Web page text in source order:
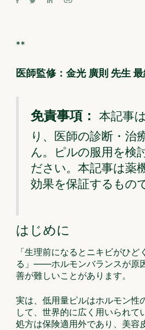
**
医師監修：金光 廣則 先生
免責事項： 本記事
り、医師の診断・治
ん。ピルの服用を検
ださい。本記事は薬
効果を保証するもの
はじめに
「生理前になるとニキビがひ
る」――ホルモンバランスが原
善が難しいことがあります。
実は、低用量ピルはホルモン性
して、世界的に広く用いられ
処方は保険適用外であり、美容